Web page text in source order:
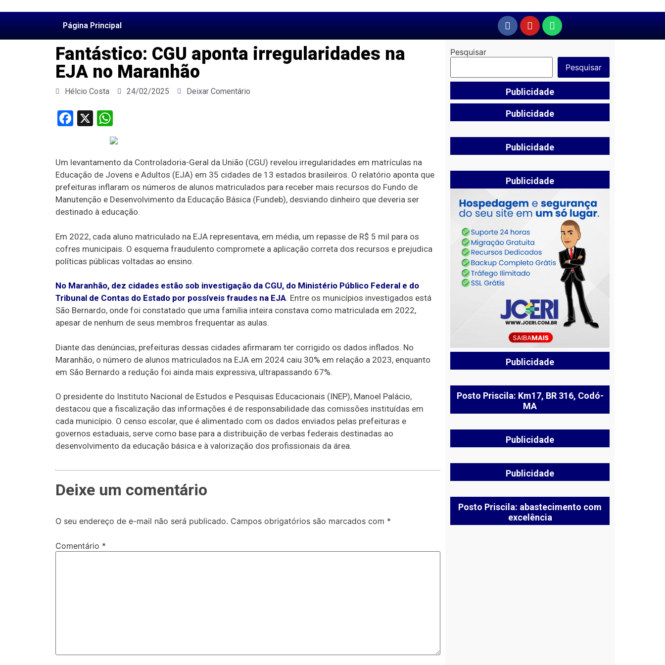
Página Principal
Fantástico: CGU aponta irregularidades na
EJA no Maranhão
Hélcio Costa 24/02/2025 Deixar Comentário
Facebook
X
Um levantamento da Controladoria-Geral da União (CGU) revelou irregularidades em matrículas na
Educação de Jovens e Adultos (EJA) em 35 cidades de 13 estados brasileiros. O relatório aponta que
prefeituras inflaram os números de alunos matriculados para receber mais recursos do Fundo de
Manutenção e Desenvolvimento da Educação Básica (Fundeb), desviando dinheiro que deveria ser
destinado à educação.
Em 2022, cada aluno matriculado na EJA representava, em média, um repasse de R$ 5 mil para os
cofres municipais. O esquema fraudulento compromete a aplicação correta dos recursos e prejudica
políticas públicas voltadas ao ensino.
No Maranhão, dez cidades estão sob investigação da CGU, do Ministério Público Federal e do
Tribunal de Contas do Estado por possíveis fraudes na EJA. Entre os municípios investigados está
São Bernardo, onde foi constatado que uma família inteira constava como matriculada em 2022,
apesar de nenhum de seus membros frequentar as aulas.
Diante das denúncias, prefeituras dessas cidades afirmaram ter corrigido os dados inflados. No
Maranhão, o número de alunos matriculados na EJA em 2024 caiu 30% em relação a 2023, enquanto
em São Bernardo a redução foi ainda mais expressiva, ultrapassando 67%.
O presidente do Instituto Nacional de Estudos e Pesquisas Educacionais (INEP), Manoel Palácio,
destacou que a fiscalização das informações é de responsabilidade das comissões instituídas em
cada município. O censo escolar, que é alimentado com os dados enviados pelas prefeituras e
governos estaduais, serve como base para a distribuição de verbas federais destinadas ao
desenvolvimento da educação básica e à valorização dos profissionais da área.
Deixe um comentário
O seu endereço de e-mail não será publicado. Campos obrigatórios são marcados com *
Comentário *
Pesquisar
Pesquisar
Publicidade
Publicidade
Publicidade
Publicidade
Publicidade
Posto Priscila: Km17, BR 316, Codó-
MA
Publicidade
Publicidade
Posto Priscila: abastecimento com
excelência